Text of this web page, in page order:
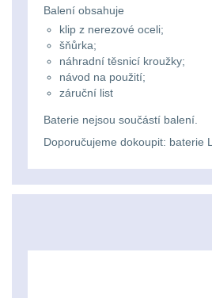
Balení obsahuje
klip z nerezové oceli;
šňůrka;
náhradní těsnicí kroužky;
návod na použití;
záruční list
Baterie nejsou součástí balení.
Doporučujeme dokoupit: baterie